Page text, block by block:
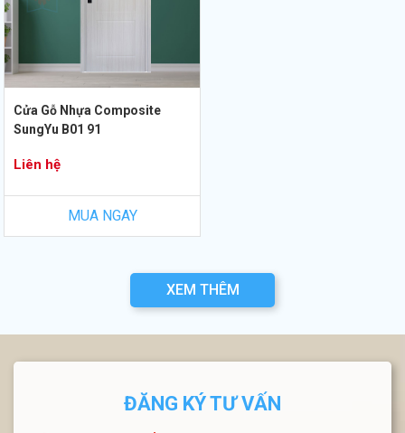
Cửa Gỗ Nhựa Composite
SungYu B01 91
Liên hệ
MUA NGAY
XEM THÊM
ĐĂNG KÝ TƯ VẤN